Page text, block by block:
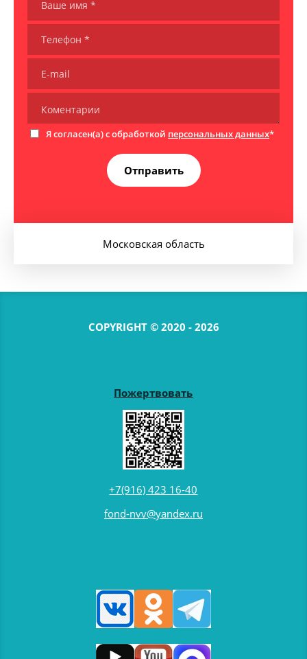
Я согласен(а) с обработкой персональных данных*
Отправить
Московская область
COPYRIGHT © 2020 - 2026
Пожертвовать
+7(916) 423 16-40
fond-nvv@yandex.ru